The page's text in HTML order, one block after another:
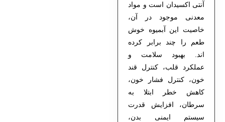
آنتی اکسیدان است و مواد
معدنی موجود در آن،
خاصیت این آبمیوه خوش
طعم را چند برابر کرده
اند. بهبود سلامت و
عملکرد قلب، کنترل قند
خون، کنترل فشار خون،
کاهش خطر ابتلا به
سرطان، افزایش قدرت
سیستم ایمنی بدن،